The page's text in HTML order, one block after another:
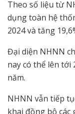
Theo số liệu từ
dụng toàn hệ
2024 và tăng
Đại diện NHNN
nay có thể lên tới
năm.
NHNN vẫn tiếp
khai đồng bộ các